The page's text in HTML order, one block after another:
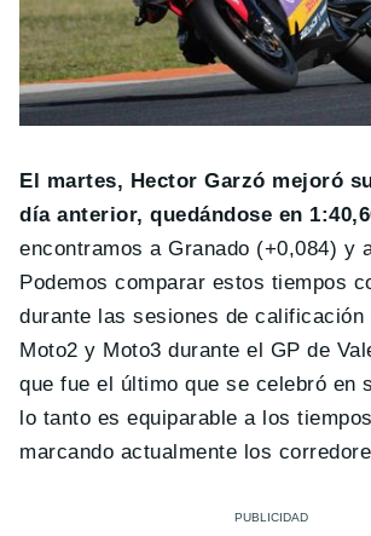
El martes, Hector Garzó mejoró
día anterior, quedándose en
encontramos a Granado (+0,084) y
Podemos comparar estos tiempos
durante las sesiones de calificación
Moto2 y Moto3 durante el GP de
que fue el último que se celebró en
lo tanto es equiparable a los
marcando actualmente los